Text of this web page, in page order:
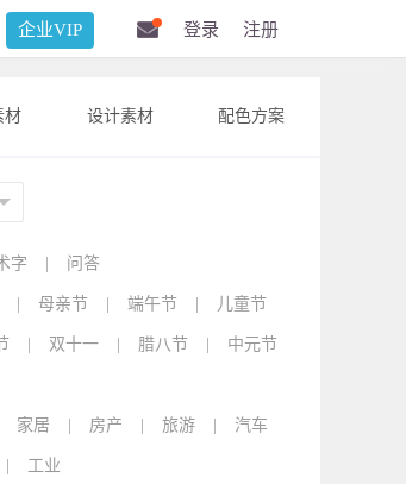
企业VIP 登录 注册
材 设计素材 配色方案
字 问答
母亲节 端午节 儿童节
双十一 腊八节 中元节
家居 房产 旅游 汽车
工业